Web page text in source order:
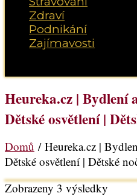
Zdraví
Podnikání
Zajímavosti
Heureka.cz | Bydlení
Dětské osvětlení |
Domů / Heureka.cz |
Dětské osvětlení | Dětské
Zobrazeny 3 výsledky